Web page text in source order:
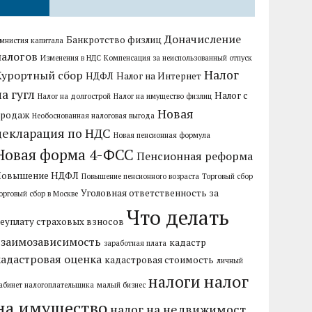
капитала Банкротство физлиц Доначисление
Изменения в НДС Компенсация за неиспользованный отпуск
сбор НДФЛ Налог на Интернет Налог
гугл Налог на долгострой Налог на имущество физлиц Налог с
Необоснованная налоговая выгода Новая
по НДС Новая пенсионная формула
форма 4-ФСС Пенсионная реформа
НДФЛ Повышение пенсионного возраста Торговый сбор
сбор в Москве Уголовная ответственность за
страховых взносов Что делать
заработная плата кадастр
оценка кадастровая стоимость личный
налогоплательщика малый бизнес налоги налог